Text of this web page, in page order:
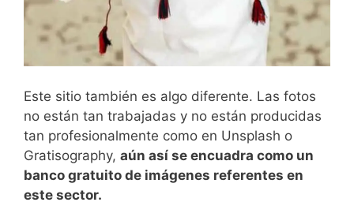
Este sitio también es algo diferente. Las fotos
no están tan trabajadas y no están producidas
tan profesionalmente como en Unsplash o
Gratisography, aún así se encuadra como un
banco gratuito de imágenes referentes en
este sector.